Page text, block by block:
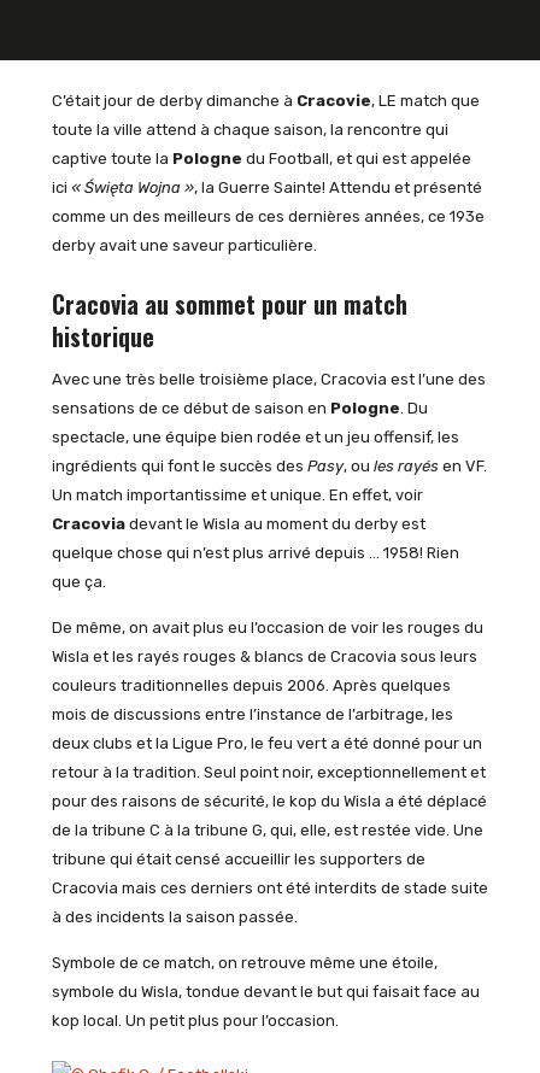
C’était jour de derby dimanche à Cracovie, LE match que
toute la ville attend à chaque saison, la rencontre qui
captive toute la Pologne du Football, et qui est appelée
ici « Święta Wojna », la Guerre Sainte! Attendu et présenté
comme un des meilleurs de ces dernières années, ce 193e
derby avait une saveur particulière.
Cracovia au sommet pour un match
historique
Avec une très belle troisième place, Cracovia est l’une des
sensations de ce début de saison en Pologne . Du
spectacle, une équipe bien rodée et un jeu offensif, les
ingrédients qui font le succès des Pasy, ou les rayésen VF.
Un match importantissime et unique. En effet, voir
Cracoviadevant le Wisla au moment du derby est
quelque chose qui n’est plus arrivé depuis … 1958! Rien
que ça.
De même, on avait plus eu l’occasion de voir les rouges du
Wisla et les rayés rouges & blancs de Cracovia sous leurs
couleurs traditionnelles depuis 2006. Après quelques
mois de discussions entre l’instance de l’arbitrage, les
deux clubs et la Ligue Pro, le feu vert a été donné pour un
retour à la tradition. Seul point noir, exceptionnellement et
pour des raisons de sécurité, le kop du Wisla a été déplacé
de la tribune C à la tribune G, qui, elle, est restée vide. Une
tribune qui était censé accueillir les supporters de
Cracovia mais ces derniers ont été interdits de stade suite
à des incidents la saison passée.
Symbole de ce match, on retrouve même une étoile,
symbole du Wisla, tondue devant le but qui faisait face au
kop local. Un petit plus pour l’occasion.